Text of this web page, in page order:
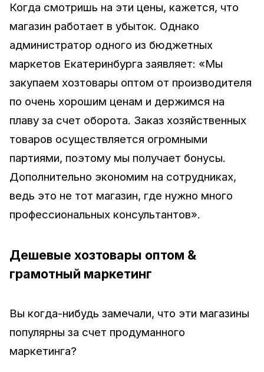
Когда смотришь на эти цены, кажется, что
магазин работает в убыток. Однако
администратор одного из бюджетных
маркетов Екатеринбурга заявляет: «Мы
закупаем хозтовары оптом от производителя
по очень хорошим ценам и держимся на
плаву за счет оборота. Заказ хозяйственных
товаров осуществляется огромными
партиями, поэтому мы получает бонусы.
Дополнительно экономим на сотрудниках,
ведь это не тот магазин, где нужно много
профессиональных консультантов».
Дешевые хозтовары оптом &
грамотный маркетинг
Вы когда-нибудь замечали, что эти магазины
популярны за счет продуманного
маркетинга?